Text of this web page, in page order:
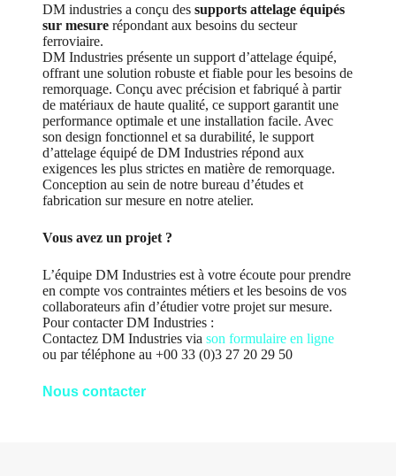
DM industries a conçu des supports attelage équipés
sur mesure répondant aux besoins du secteur
ferroviaire.
DM Industries présente un support d’attelage équipé,
offrant une solution robuste et fiable pour les besoins de
remorquage. Conçu avec précision et fabriqué à partir
de matériaux de haute qualité, ce support garantit une
performance optimale et une installation facile. Avec
son design fonctionnel et sa durabilité, le support
d’attelage équipé de DM Industries répond aux
exigences les plus strictes en matière de remorquage.
Conception au sein de notre bureau d’études et
fabrication sur mesure en notre atelier.
Vous avez un projet ?
L’équipe DM Industries est à votre écoute pour prendre
en compte vos contraintes métiers et les besoins de vos
collaborateurs afin d’étudier votre projet sur mesure.
Pour contacter DM Industries :
Contactez DM Industries via son formulaire en ligne
ou par téléphone au +00 33 (0)3 27 20 29 50
Nous contacter